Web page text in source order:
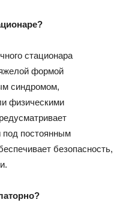
стационара
формой
синдромом,
физическими
под постоянным
безопасность,